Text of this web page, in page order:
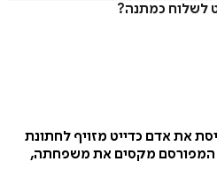
לשלוח כמתנה?
את אדם כדייט מזויף לחתונת
המפורסם מקסים את משפחתה,